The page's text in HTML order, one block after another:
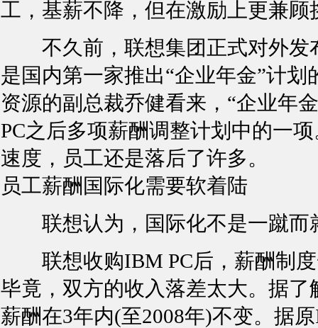
工，基薪不降，但在激励上更兼顾
不久前，联想集团正式对外发
是国内第一家推出“企业年金”计
资源的副总裁乔健看来，“企业年
PC之后多项薪酬调整计划中的一
速度，员工还是落后了许多。
员工薪酬国际化需要软着陆
联想认为，国际化不是一蹴而
联想收购IBM PC后，薪酬制度
毕竟，双方的收入落差太大。据
薪酬在3年内(至2008年)不变。据